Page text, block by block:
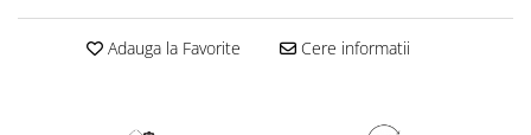
Adauga la Favorite Cere informatii